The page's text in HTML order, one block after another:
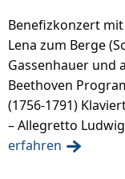
Benefizkonzert
Lena zum Berge
Gassenhauer und
Beethoven
(1756-1791)
– Allegretto
erfahren